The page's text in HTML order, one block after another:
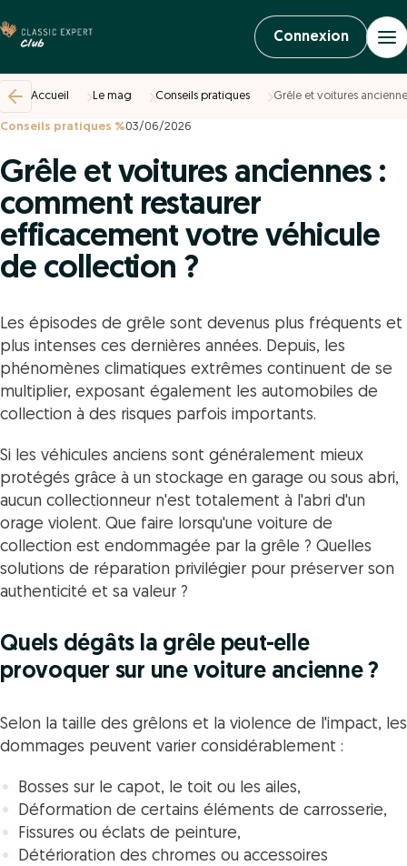
Connexion
Accueil Le mag Conseils pratiques Grêle et voitures
Conseils pratiques %03/06/2026
Grêle et voitures anciennes :
comment restaurer
efficacement votre véhicule
de collection ?
Les épisodes de grêle sont devenus plus fréquents et
plus intenses ces dernières années. Depuis, les
phénomènes climatiques extrêmes continuent de se
multiplier, exposant également les automobiles de
collection à des risques parfois importants.
Si les véhicules anciens sont généralement mieux
protégés grâce à un stockage en garage ou sous abri,
aucun collectionneur n'est totalement à l'abri d'un
orage violent. Que faire lorsqu'une voiture de
collection est endommagée par la grêle ? Quelles
solutions de réparation privilégier pour préserver son
authenticité et sa valeur ?
Quels dégâts la grêle peut-elle
provoquer sur une voiture ancienne ?
Selon la taille des grêlons et la violence de l'impact, les
dommages peuvent varier considérablement :
Bosses sur le capot, le toit ou les ailes,
Déformation de certains éléments de carrosserie,
Fissures ou éclats de peinture,
Détérioration des chromes ou accessoires